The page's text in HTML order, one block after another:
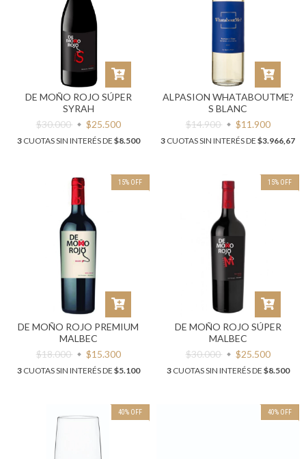
DE MOÑO ROJO SÚPER
SYRAH
$30.000
$25.500
3CUOTAS SIN INTERÉS DE $8.500
ALPASION WHATABOUTME?
S BLANC
$14.900
$11.900
3 CUOTAS SIN INTERÉS DE $3.966,67
15% OFF
DE MOÑO ROJO PREMIUM
MALBEC
$18.000
$15.300
3CUOTAS SIN INTERÉS DE $5.100
15% OFF
DE MOÑO ROJO SÚPER
MALBEC
$30.000
$25.500
3CUOTAS SIN INTERÉS DE $8.500
40% OFF 40% OFF